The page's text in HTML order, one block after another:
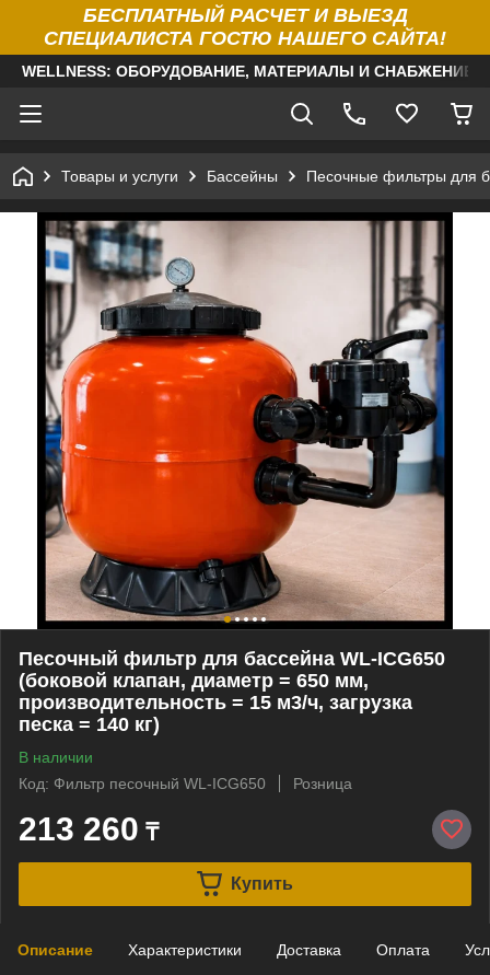
БЕСПЛАТНЫЙ РАСЧЕТ И ВЫЕЗД
СПЕЦИАЛИСТА ГОСТЮ НАШЕГО САЙТА!
WELLNESS: ОБОРУДОВАНИЕ, МАТЕРИАЛЫ И
Товары и услуги Бассейны Песочные фильтры для
Песочный фильтр для бассейна WL-ICG650
(боковой клапан, диаметр = 650 мм,
производительность = 15 м3/ч, загрузка
песка = 140 кг)
В наличии
Код: Фильтр песочный WL-ICG650
Розница
213 260 ₸
Купить
Описание Характеристики Доставка Оплата